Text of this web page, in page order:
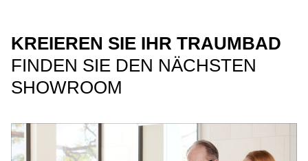
KREIEREN SIE IHR TRAUMBAD
FINDEN SIE DEN NÄCHSTEN
SHOWROOM